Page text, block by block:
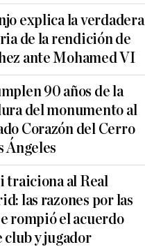
explica la verdadera
de la rendición de
ante Mohamed VI
90 años de la
del monumento al
Corazón del Cerro
Ángeles
traiciona al Real
las razones por las
rompió el acuerdo
club y jugador